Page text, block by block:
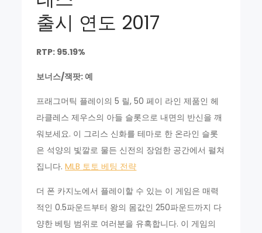
출시 연도 2017
RTP: 95.19%
보너스/잭팟: 예
프래그머틱 플레이의 5 릴, 50 페이 라인 제품인 헤
라클레스 제우스의 아들 슬롯으로 내면의 반신을 깨
워보세요. 이 그리스 신화를 테마로 한 온라인 슬롯
은 석양의 빛깔로 물든 신전의 장엄한 공간에서 펼쳐
집니다.MLB 토토 베팅 전략
더 폰 카지노에서 플레이할 수 있는 이 게임은 매력
적인 0.5파운드부터 왕의 몸값인 250파운드까지 다
양한 베팅 범위로 여러분을 유혹합니다. 이 게임의